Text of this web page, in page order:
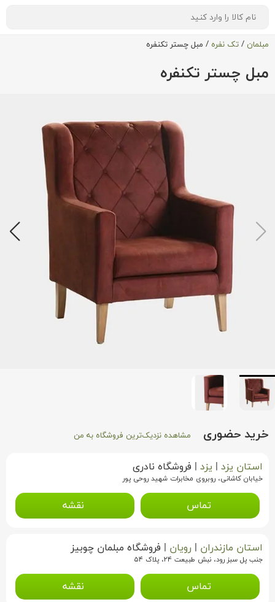
مبلمان / تک نفره / مبل چستر تکنفره
مبل چستر تکنفره
خرید حضوری مشاهده نزدیک‌ترین فروشگاه به من
استان یزد | یزد | فروشگاه نادری
خیابان کاشانی، روبروی مخابرات شهید روحی پور
تماس نقشه
استان مازندران | رویان | فروشگاه مبلمان چوبیز
جنب پل سبز رود، نبش طبیعت ۲۴، پلاک ۵۴
تماس نقشه